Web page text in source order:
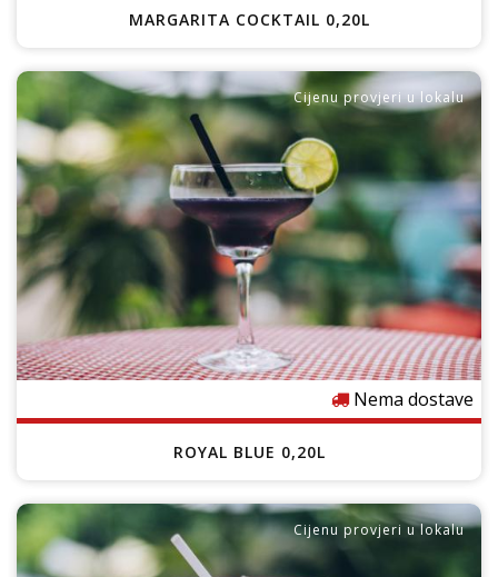
MARGARITA COCKTAIL 0,20L
Cijenu provjeri u lokalu
Nema dostave
ROYAL BLUE 0,20L
Cijenu provjeri u lokalu